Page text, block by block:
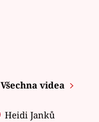
Všechna videa
Heidi Janků